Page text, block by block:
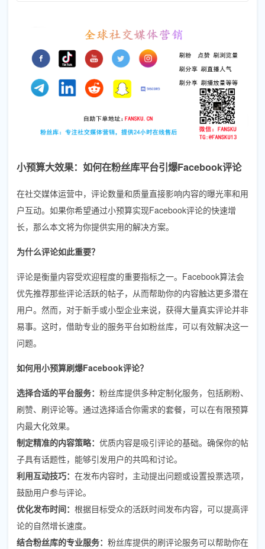
小预算大效果：如何在粉丝库平台引爆Facebook评论
在社交媒体运营中，评论数量和质量直接影响内容的曝光率和用
户互动。如果你希望通过小预算实现Facebook评论的快速增
长，那么本文将为你提供实用的解决方案。
为什么评论如此重要？
评论是衡量内容受欢迎程度的重要指标之一。Facebook算法会
优先推荐那些评论活跃的帖子，从而帮助你的内容触达更多潜在
用户。然而，对于新手或小型企业来说，获得大量真实评论并非
易事。这时，借助专业的服务平台如粉丝库，可以有效解决这一
问题。
如何用小预算刷爆Facebook评论？
选择合适的平台服务： 粉丝库提供多种定制化服务，包括刷粉、
刷赞、刷评论等。通过选择适合你需求的套餐，可以在有限预算
内最大化效果。
制定精准的内容策略： 优质内容是吸引评论的基础。确保你的帖
子具有话题性，能够引发用户的共鸣和讨论。
利用互动技巧： 在发布内容时，主动提出问题或设置投票选项，
鼓励用户参与评论。
优化发布时间： 根据目标受众的活跃时间发布内容，可以提高评
论的自然增长速度。
结合粉丝库的专业服务： 粉丝库提供的刷评论服务可以帮助你在